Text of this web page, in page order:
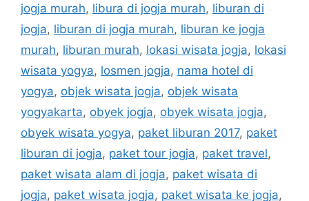
jogja murah, libura di jogja murah, liburan di
jogja, liburan di jogja murah, liburan ke jogja
murah, liburan murah, lokasi wisata jogja, lokasi
wisata yogya, losmen jogja, nama hotel di
yogya, objek wisata jogja, objek wisata
yogyakarta, obyek jogja, obyek wisata jogja,
obyek wisata yogya, paket liburan 2017, paket
liburan di jogja, paket tour jogja, paket travel,
paket wisata alam di jogja, paket wisata di
jogja, paket wisata jogja, paket wisata ke jogja,